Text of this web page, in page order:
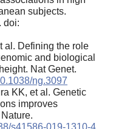
subjects.
doi:
al. Defining the role
and biological
Nat Genet.
ng.3097
KK, et al. Genetic
improves
s41586-019-1310-4